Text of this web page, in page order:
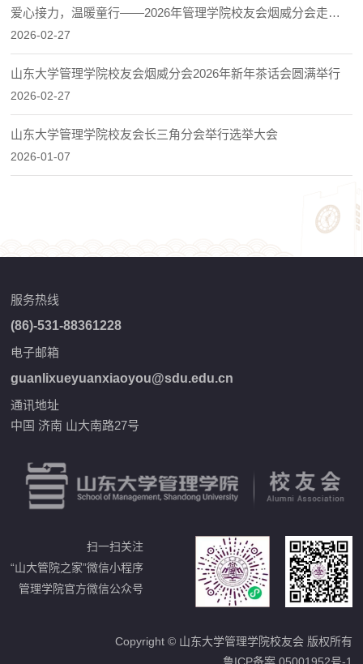
爱心接力，温暖童行——2026年管理学院校友会烟威分会走进
烟台SOS儿童村新春公益探访活动
2026-02-27
山东大学管理学院校友会烟威分会2026年新年茶话会圆满举行
2026-02-27
山东大学管理学院校友会长三角分会举行选举大会
2026-01-07
服务热线
(86)-531-88361228
电子邮箱
guanlixueyuanxiaoyou@sdu.edu.cn
通讯地址
中国 济南 山大南路27号
扫一扫关注
“山大管院之家”微信小程序
管理学院官方微信公众号
Copyright © 山东大学管理学院校友会 版权所有
鲁ICP备案 05001952号-1